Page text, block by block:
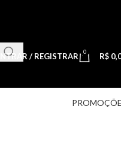
ENTRAR / REGISTRAR 0 R$